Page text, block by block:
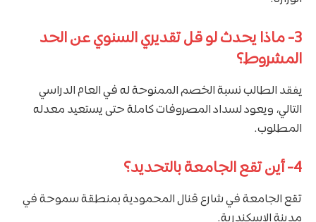
3- ماذا يحدث لو قل تقديري السنوي عن الحد
المشروط؟
يفقد الطالب نسبة الخصم الممنوحة له في العام الدراسي
التالي، ويعود لسداد المصروفات كاملة حتى يستعيد معدله
المطلوب.
4- أين تقع الجامعة بالتحديد؟
تقع الجامعة في شارع قنال المحمودية بمنطقة سموحة في
مدينة الإسكندرية.